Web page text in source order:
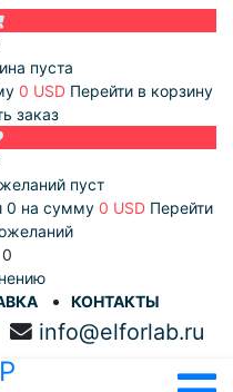
пуста
0 USD Перейти в корзину
заказ
пуст
0 на сумму 0 USD Перейти
0
КОНТАКТЫ
info@elforlab.ru